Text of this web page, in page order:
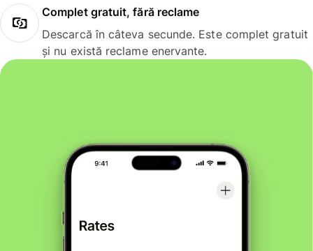
Complet gratuit, fără reclame
Descarcă în câteva secunde. Este complet gratuit
și nu există reclame enervante.